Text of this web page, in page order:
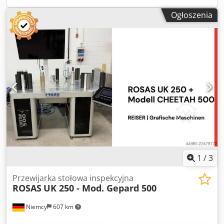
Ogłoszenia
1 /3
Niemcy 607 km
Przewijarka stołowa inspekcyjna
ROSAS UK 250 - Mod. Gepard 500